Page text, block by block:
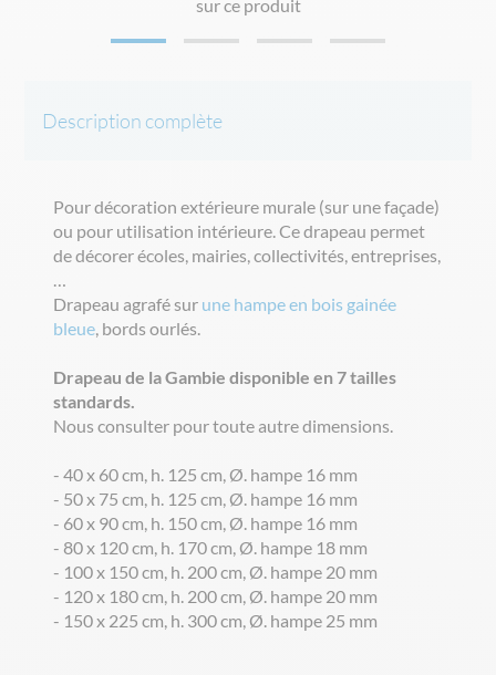
sur ce produit
Description complète
Pour décoration extérieure murale (sur une façade)
ou pour utilisation intérieure. Ce drapeau permet
de décorer écoles, mairies, collectivités, entreprises,
…
Drapeau agrafé sur une hampe en bois gainée
bleue, bords ourlés.
Drapeau de la Gambie disponible en 7 tailles
standards.
Nous consulter pour toute autre dimensions.
- 40 x 60 cm, h. 125 cm, Ø. hampe 16 mm
- 50 x 75 cm, h. 125 cm, Ø. hampe 16 mm
- 60 x 90 cm, h. 150 cm, Ø. hampe 16 mm
- 80 x 120 cm, h. 170 cm, Ø. hampe 18 mm
- 100 x 150 cm, h. 200 cm, Ø. hampe 20 mm
- 120 x 180 cm, h. 200 cm, Ø. hampe 20 mm
- 150 x 225 cm, h. 300 cm, Ø. hampe 25 mm